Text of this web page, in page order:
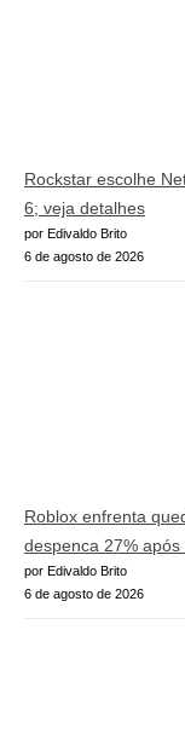
Rockstar escolhe
6; veja detalhes
por Edivaldo Brito
6 de agosto de 2026
Roblox enfrenta
despenca 27%
por Edivaldo Brito
6 de agosto de 2026